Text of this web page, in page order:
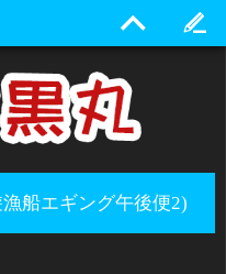
船エギング午後便2)